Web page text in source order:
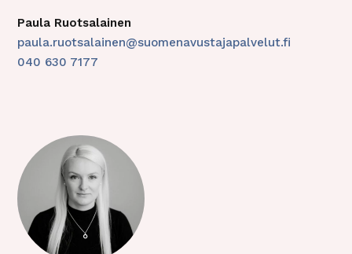
Paula Ruotsalainen
paula.ruotsalainen@suomenavustajapalvelut.fi
040 630 7177